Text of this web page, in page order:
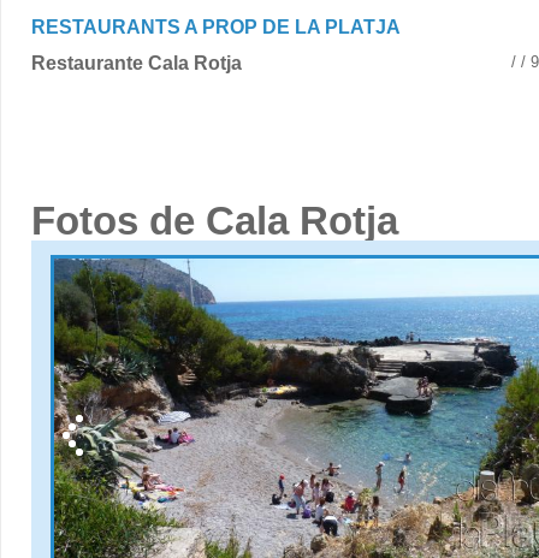
RESTAURANTS A PROP DE LA PLATJA
Restaurante Cala Rotja / /
Fotos de Cala Rotja